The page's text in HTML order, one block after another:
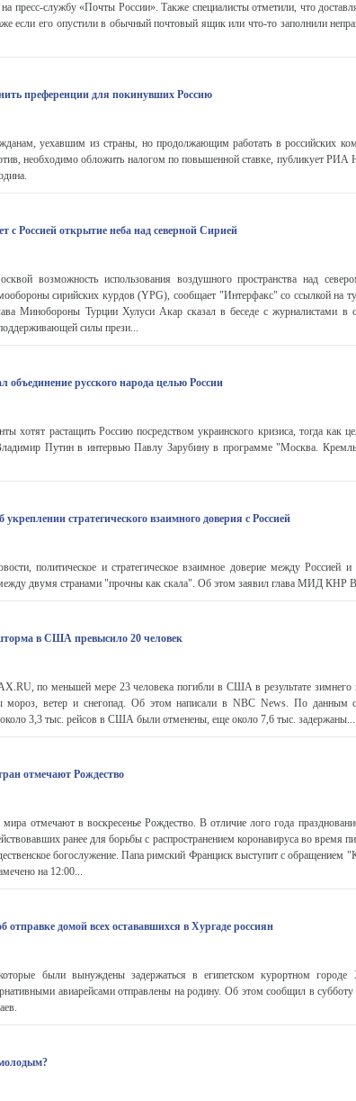
пресс-службу «Почты России». Также специалисты отметили, что
если его опустили в обычный почтовый ящик или что-то заполнили
преференции для покинувших Россию
уехавшим из страны, но продолжающим работать в российских
необходимо обложить налогом по повышенной ставке, публикует РИА
Россией открытие неба над северной Сирией
возможность использования воздушного пространства над
сирийских курдов (YPG), сообщает "Интерфакс" со ссылкой на
Минобороны Турции Хулуси Акар сказал в беседе с журналистами в
силы прези...
объединение русского народа целью России
хотят растащить Россию посредством украинского кризиса, тогда
Путин в интервью Павлу Зарубину в программе "Москва.
стратегического взаимного доверия с Россией
политическое и стратегическое взаимное доверие между Россией
двумя странами "прочны как скала". Об этом заявил глава МИД КНР
в США превысило 20 человек
по меньшей мере 23 человека погибли в США в результате зимнего
мороз, ветер и снегопад. Об этом написали в NBC News. По данным
3,3 тыс. рейсов в США были отменены, еще около 7,6 тыс. задержаны...
отмечают Рождество
отмечают в воскресенье Рождество. В отличие лого года
ранее для борьбы с распространением коронавируса во время
богослужение. Папа римский Франциск выступит с обращением
на 12:00...
отправке домой всех остававшихся в Хургаде россиян
были вынуждены задержаться в египетском курортном городе
авиарейсами отправлены на родину. Об этом сообщил в